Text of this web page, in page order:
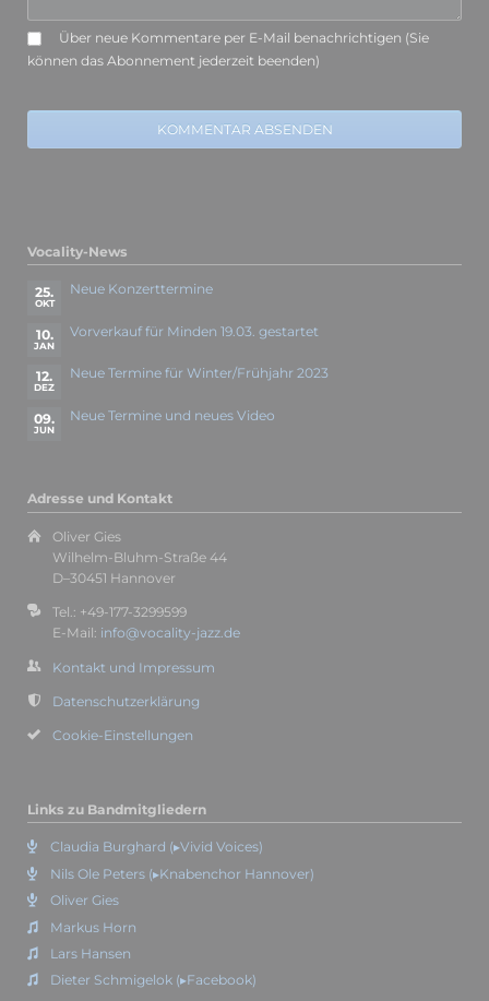
Über neue Kommentare per E-Mail benachrichtigen (Sie
können das Abonnement jederzeit beenden)
KOMMENTAR ABSENDEN
Vocality-News
25.
OKT
Neue Konzerttermine
10.
JAN
Vorverkauf für Minden 19.03. gestartet
12.
DEZ
Neue Termine für Winter/Frühjahr 2023
09.
JUN
Neue Termine und neues Video
Adresse und Kontakt
Oliver Gies
Wilhelm-Bluhm-Straße 44
D–30451 Hannover
Tel.: +49-177-3299599
E-Mail: info@vocality-jazz.de
Kontakt und Impressum
Datenschutzerklärung
Cookie-Einstellungen
Links zu Bandmitgliedern
Claudia Burghard (▸Vivid Voices)
Nils Ole Peters (▸Knabenchor Hannover)
Oliver Gies
Markus Horn
Lars Hansen
Dieter Schmigelok (▸Facebook)